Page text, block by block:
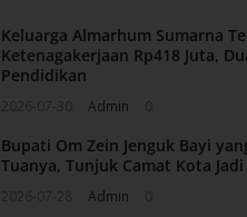
Keluarga Almarhum Sumarna
Ketenagakerjaan Rp418 Juta,
Pendidikan
Admin
Bupati Om Zein Jenguk Bayi
Tuanya, Tunjuk Camat Kota
Admin